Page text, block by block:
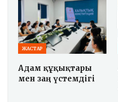
ЖАСТАР
Адам құқықтары
мен заң үстемдігі